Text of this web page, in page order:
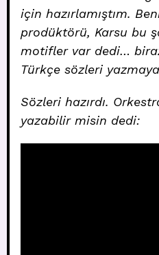
için hazırlamıştım.
prodüktörü, Karsu bu
motifler var dedi…
Türkçe sözleri
Sözleri hazırdı.
yazabilir misin dedi: